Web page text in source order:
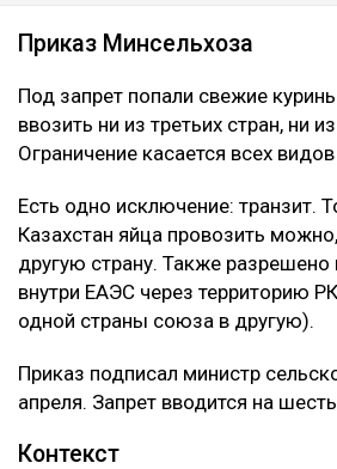
Приказ Минсельхоза
Под запрет попали свежие
ввозить ни из третьих стран, ни
Ограничение касается всех
Есть одно исключение: транзит.
Казахстан яйца провозить
другую страну. Также
внутри ЕАЭС через территорию
одной страны союза в другую).
Приказ подписал министр
апреля. Запрет вводится на
Контекст